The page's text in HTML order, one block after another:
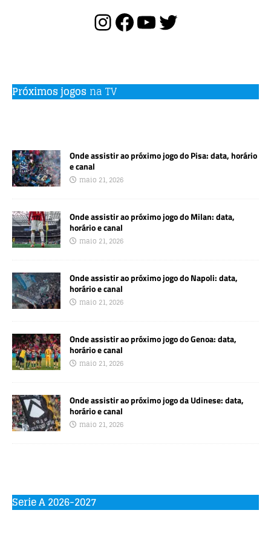
Próximos jogos na TV
Onde assistir ao próximo jogo do Pisa: data, horário
e canal
maio 21, 2026
Onde assistir ao próximo jogo do Milan: data,
horário e canal
maio 21, 2026
Onde assistir ao próximo jogo do Napoli: data,
horário e canal
maio 21, 2026
Onde assistir ao próximo jogo do Genoa: data,
horário e canal
maio 21, 2026
Onde assistir ao próximo jogo da Udinese: data,
horário e canal
maio 21, 2026
Serie A 2026-2027